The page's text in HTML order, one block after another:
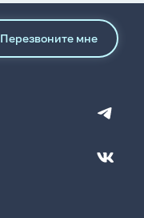
Перезвоните мне